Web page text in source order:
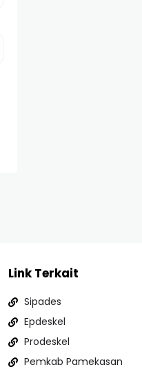
Link Terkait
Sipades
Epdeskel
Prodeskel
Pemkab Pamekasan